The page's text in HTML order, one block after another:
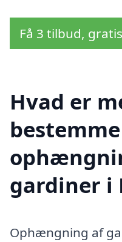
Få 3 tilbud,
Hvad er
gardiner i
Ophængning af